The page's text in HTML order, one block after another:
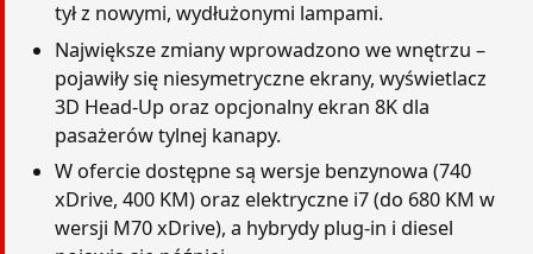
tył z nowymi, wydłużonymi lampami.
Największe zmiany wprowadzono we wnętrzu –
pojawiły się niesymetryczne ekrany, wyświetlacz
3D Head-Up oraz opcjonalny ekran 8K dla
pasażerów tylnej kanapy.
W ofercie dostępne są wersje benzynowa (740
xDrive, 400 KM) oraz elektryczne i7 (do 680 KM w
wersji M70 xDrive), a hybrydy plug-in i diesel